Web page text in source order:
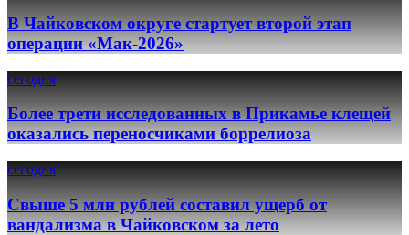
В Чайковском округе стартует второй этап
операции «Мак-2026»
сегодня
Более трети исследованных в Прикамье клещей
оказались переносчиками боррелиоза
сегодня
Свыше 5 млн рублей составил ущерб от
вандализма в Чайковском за лето